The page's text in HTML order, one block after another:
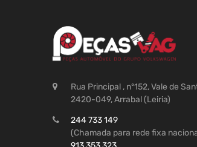
Rua Principal , nº152, Vale de
2420-049, Arrabal (Leiria)
244 733 149
(Chamada para rede fixa